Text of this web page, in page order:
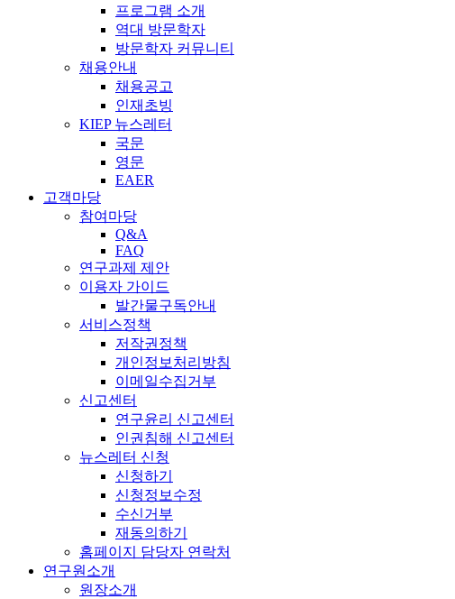
프로그램 소개
역대 방문학자
방문학자 커뮤니티
채용안내
채용공고
인재초빙
KIEP 뉴스레터
국문
영문
EAER
고객마당
참여마당
Q&A
FAQ
연구과제 제안
이용자 가이드
발간물구독안내
서비스정책
저작권정책
개인정보처리방침
이메일수집거부
신고센터
연구윤리 신고센터
인권침해 신고센터
뉴스레터 신청
신청하기
신청정보수정
수신거부
재동의하기
홈페이지 담당자 연락처
연구원소개
원장소개